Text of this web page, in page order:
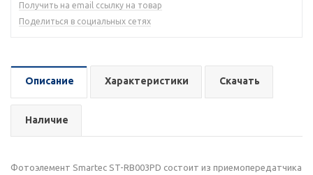
Получить на email ссылку на товар
Поделиться в социальных сетях
Описание Характеристики Скачать
Наличие
Фотоэлемент Smartec ST-RB003PD состоит из приемопередатчика